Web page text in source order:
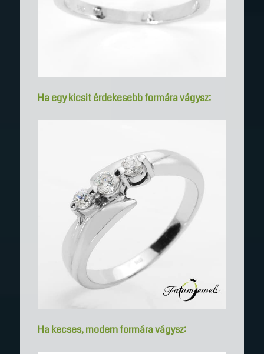
Ha egy kicsit érdekesebb formára vágysz:
Ha kecses, modern formára vágysz: